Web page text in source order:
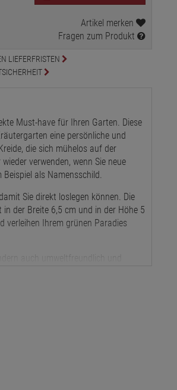
Artikel merken
Fragen zum Produkt
LIEFERFRISTEN
Must-have für Ihren Garten. Diese
eine persönliche und
die sich mühelos auf der
verwenden, wenn Sie neue
als Namensschild.
Sie direkt loslegen können. Die
der Breite 6,5 cm und in der Höhe 5
verleihen Ihrem grünen Paradies
auch umweltfreundlich und
bei, Ihren Garten stilvoll zu
dieser Schiefer-Pflanzschilder
die im Gedächtnis bleibt.